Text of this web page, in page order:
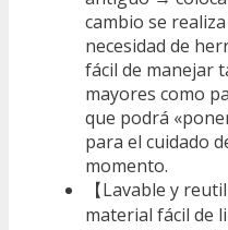
cambio se
necesidad de
fácil de manejar
mayores como
que podrá
para el cuidado
momento.
【Lavable y
material fácil de